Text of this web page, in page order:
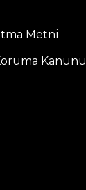
Metni
Kanunu